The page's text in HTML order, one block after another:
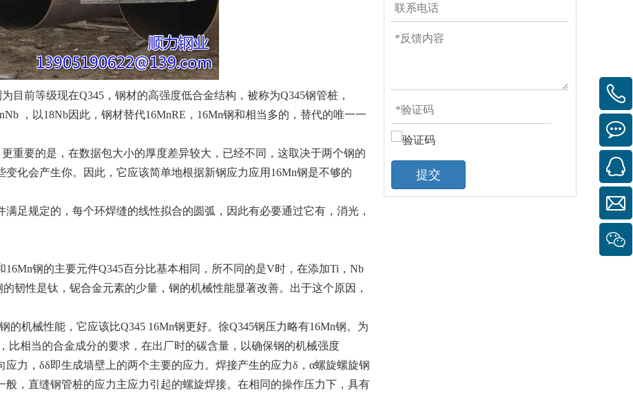
目前等级现在Q345，钢材的高强度低合金结构，被称为Q345钢管桩，
，以18Nb因此，钢材替代16MnRE，16Mn钢和相当多的，替代的唯一一
重要的是，在数据包大小的厚度差异较大，已经不同，这取决于两个钢的
化会产生你。因此，它应该简单地根据新钢应力应用16Mn钢是不够的
足规定的，每个环焊缝的线性拟合的圆弧，因此有必要通过它有，消光，
钢的主要元件Q345百分比基本相同，所不同的是V时，在添加Ti，Nb
韧性是钛，铌合金元素的少量，钢的机械性能显著改善。出于这个原因，
的机械性能，它应该比Q345 16Mn钢更好。徐Q345钢压力略有16Mn钢。为
比相当的合金成分的要求，在出厂时的碳含量，以确保钢的机械强度
力，δδ即生成墙壁上的两个主要的应力。焊接产生的应力δ，α螺旋螺旋钢
，直缝钢管桩的应力主应力引起的螺旋焊接。在相同的操作压力下，具有
提交